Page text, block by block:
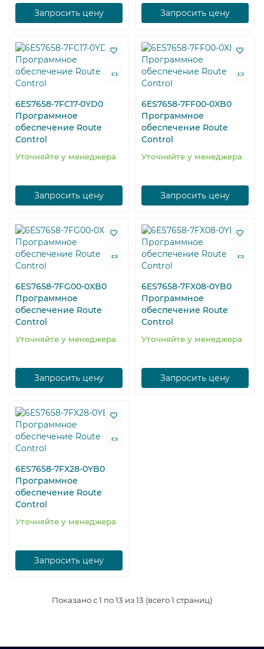
Запросить цену Запросить цену
6ES7658-7FC17-0YD0
Программное
обеспечение Route
Control
Уточняйте у менеджера
Запросить цену
6ES7658-7FF00-0XB0
Программное
обеспечение Route
Control
Уточняйте у менеджера
Запросить цену
6ES7658-7FG00-0XB0
Программное
обеспечение Route
Control
Уточняйте у менеджера
Запросить цену
6ES7658-7FX08-0YB0
Программное
обеспечение Route
Control
Уточняйте у менеджера
Запросить цену
6ES7658-7FX28-0YB0
Программное
обеспечение Route
Control
Уточняйте у менеджера
Запросить цену
Показано с 1 по 13 из 13 (всего 1 страниц)